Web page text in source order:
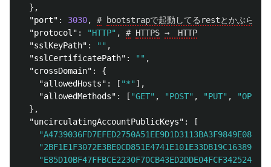
},
"port" : 3030, #
bootstrapで起動してるrestとかぶらない
"protocol" : "HTTP" , # HTTPS →　HTTP
"sslKeyPath" : "" ,
"sslCertificatePath" : "" ,
"crossDomain" :
{
"allowedHosts" : [ "*" ],
"allowedMethods" : [ "GET" , "POST" , "PUT" ,
},
"uncirculatingAccountPublicKeys" :
[